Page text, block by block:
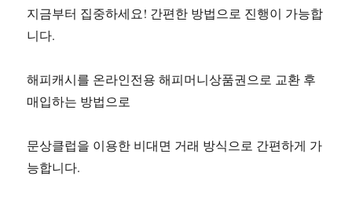
지금부터 집중하세요! 간편한 방법으로 진행이 가능합
니다.
해피캐시를 온라인전용 해피머니상품권으로 교환 후
매입하는 방법으로
문상클럽을 이용한 비대면 거래 방식으로 간편하게 가
능합니다.